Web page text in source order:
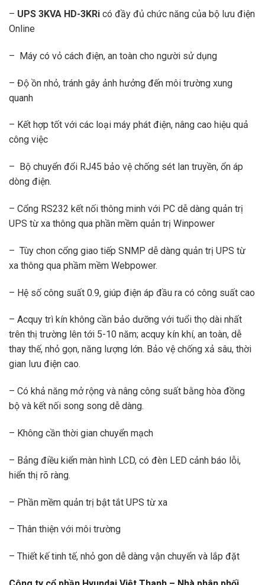
– UPS 3KVA HD-3KRi có đầy đủ chức năng của bộ lưu điện
Online
– Máy có vỏ cách điện, an toàn cho người sử dụng
– Độ ồn nhỏ, tránh gây ảnh hưởng đến môi trường xung
quanh
– Kết hợp tốt với các loại máy phát điện, nâng cao hiệu quả
công việc
– Bộ chuyển đổi RJ45 bảo vệ chống sét lan truyền, ổn áp
dòng điện.
– Cổng RS232 kết nối thông minh với PC dễ dàng quản trị
UPS từ xa thông qua phần mềm quản trị Winpower
– Tùy chon cổng giao tiếp SNMP dễ dàng quản trị UPS từ
xa thông qua phầm mềm Webpower.
– Hệ số công suất 0.9, giúp điện áp đầu ra có công suất cao
– Acquy trì kín không cần bảo dưỡng với tuổi thọ dài nhất
trên thị trường lên tới 5-10 năm; acquy kín khí, an toàn, dễ
thay thế, nhỏ gọn, năng lượng lớn. Bảo vệ chống xả sâu, thời
gian lưu điện cao.
– Có khả năng mở rộng và nâng công suất bằng hòa đồng
bộ và kết nối song song dễ dàng.
– Không cần thời gian chuyển mạch
– Bảng điều kiển màn hình LCD, có đèn LED cảnh báo lỗi,
hiển thị rõ ràng.
– Phần mềm quản trị bật tắt UPS từ xa
– Thân thiện với môi trường
– Thiết kế tinh tế, nhỏ gon dễ dàng vận chuyển và lắp đặt